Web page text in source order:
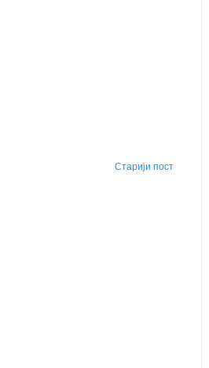
Старији пост